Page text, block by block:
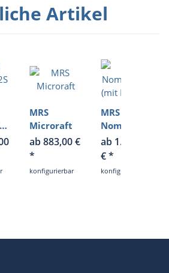
Artikel
MRS
Microraft
ab 883,00 €
*
konfigurierbar
MRS
Nomad S1D
(mit D-
Deck)
ab 1.135,00
€*
konfigurierbar